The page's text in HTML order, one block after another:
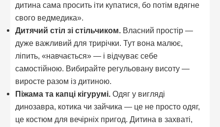
дитина сама просить іти купатися, бо потім вдягне
свого ведмедика».
Дитячий стіл зі стільчиком. Власний простір —
дуже важливий для трирічки. Тут вона малює,
ліпить, «навчається» — і відчуває себе
самостійною. Вибирайте регульовану висоту —
виросте разом із дитиною.
Піжама та капці кігурумі. Одяг у вигляді
динозавра, котика чи зайчика — це не просто одяг,
це костюм для вечірніх пригод. Дитина в захваті,